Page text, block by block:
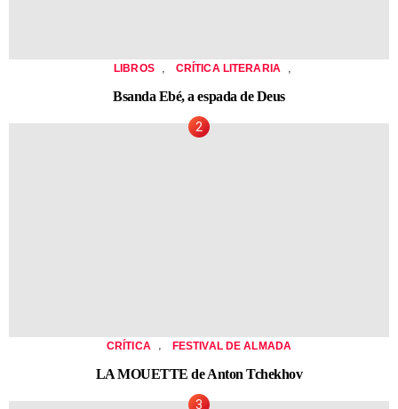
LIBROS CRÍTICA LITERARIA
Bsanda Ebé, a espada de Deus
CRÍTICA , FESTIVAL DE ALMADA
LA MOUETTE de Anton Tchekhov